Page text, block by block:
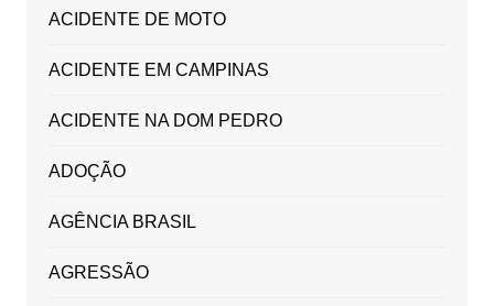
ACIDENTE DE MOTO
ACIDENTE EM CAMPINAS
ACIDENTE NA DOM PEDRO
ADOÇÃO
AGÊNCIA BRASIL
AGRESSÃO